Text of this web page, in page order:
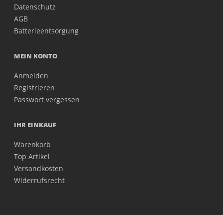
Datenschutz
AGB
Batterieentsorgung
MEIN KONTO
Anmelden
Registrieren
Passwort vergessen
IHR EINKAUF
Warenkorb
Top Artikel
Versandkosten
Widerrufsrecht